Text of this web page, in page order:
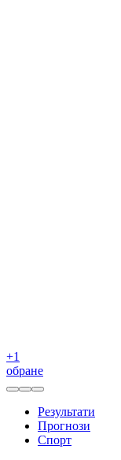
+1
обране
Результати
Прогнози
Спорт